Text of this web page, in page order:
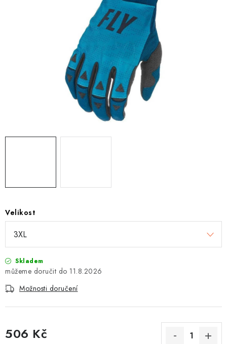
NÁPLNĚ A KAPALINY
NÁHRADNÍ DÍLY
MONTÁŽNÍ SLUŽBY
Moje objednávka Kontakt
Reklamace a vrácení zboží
Velikost
Skladem
11.8.2026
Možnosti doručení
506 Kč